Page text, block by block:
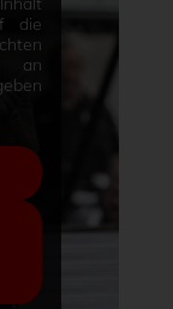
die
an